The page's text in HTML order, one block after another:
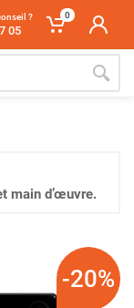
?
05
0
main d’œuvre.
-20%